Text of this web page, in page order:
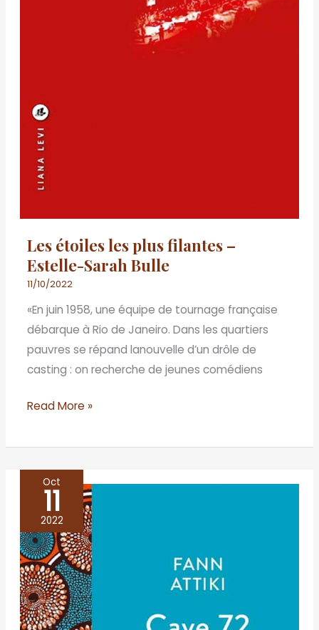
Les étoiles les plus filantes –
Estelle-Sarah Bulle
11/10/2022
«En juin 1958, une équipe de tournage française
débarque à Rio de Janeiro. Dans les quartiers
pauvres se répand lanouvelle d’un drôle de
casting : on recherche de jeunes comédiens
Read More »
Oct
11
2022
–
Fann
Attiki